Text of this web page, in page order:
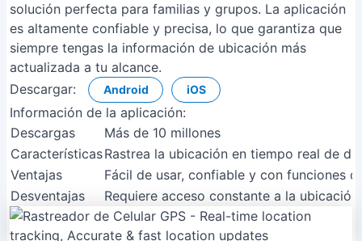
solución perfecta para familias y grupos. La aplicación
es altamente confiable y precisa, lo que garantiza que
siempre tengas la información de ubicación más
actualizada a tu alcance.
Descargar:
Android iOS
Información de la aplicación:
Descargas
Más de 10 millones
CaracterísticasRastrea la ubicación en tiempo real de
Ventajas
Fácil de usar, confiable y con funciones
Desventajas
Requiere acceso constante a la